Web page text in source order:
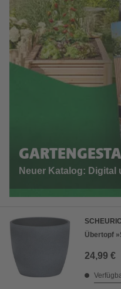
Neuer Katalog:
Übertopf
24,99 €